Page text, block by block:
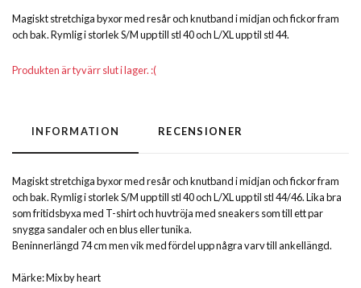
Magiskt stretchiga byxor med resår och knutband i midjan och fickor fram
och bak. Rymlig i storlek S/M upp till stl 40 och L/XL upp til stl 44.
Produkten är tyvärr slut i lager. :(
INFORMATION RECENSIONER
Magiskt stretchiga byxor med resår och knutband i midjan och fickor fram
och bak. Rymlig i storlek S/M upp till stl 40 och L/XL upp til stl 44/46. Lika bra
som fritidsbyxa med T-shirt och huvtröja med sneakers som till ett par
snygga sandaler och en blus eller tunika.
Beninnerlängd 74 cm men vik med fördel upp några varv till ankellängd.
Märke: Mix by heart